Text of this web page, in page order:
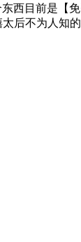
西目前是
后不为人知